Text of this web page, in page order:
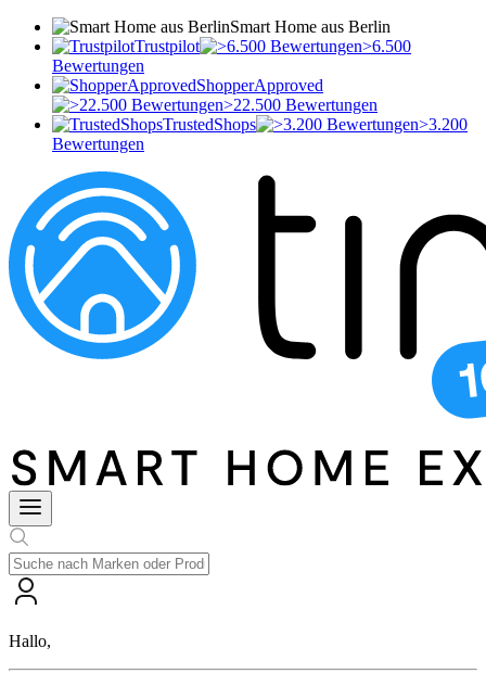
Smart Home aus Berlin
Trustpilot
>6.500
Bewertungen
ShopperApproved
>22.500 Bewertungen
TrustedShops
>3.200
Bewertungen
Hallo,